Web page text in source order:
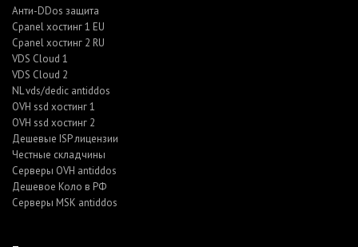
Анти-DDos защита
Cpanel хостинг 1 EU
Cpanel хостинг 2 RU
VDS Cloud 1
VDS Cloud 2
NL vds/dedic antiddos
OVH ssd хостинг 1
OVH ssd хостинг 2
Дешевые ISP лицензии
Честные складчины
Серверы OVH antiddos
Дешевое Коло в РФ
Серверы MSK antiddos